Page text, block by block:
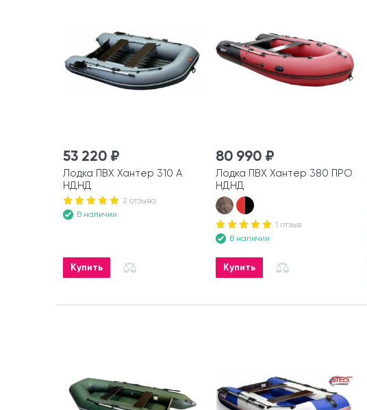
53 220 ₽
Лодка ПВХ Хантер 310 А
НДНД
2 отзыва
В наличии
Купить
80 990 ₽
Лодка ПВХ Хантер 380 ПРО
НДНД
1 отзыв
В наличии
Купить